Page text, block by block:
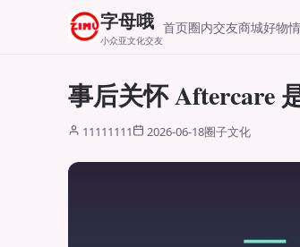
字母哦
小众亚文化交友
首页圈内交友商城好物
事后关怀 Aftercare
11111111 2026-06-18圈子文化